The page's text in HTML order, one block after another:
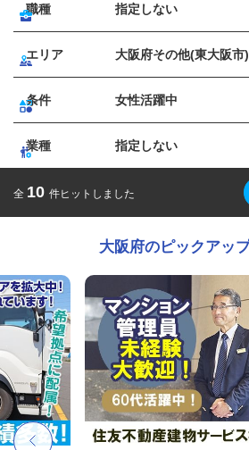
職種 指定しない
エリア 大阪府その他(東大阪市)
条件 女性活躍中
業種 指定しない
全 10 件ヒットしました
大阪府のピックアッ